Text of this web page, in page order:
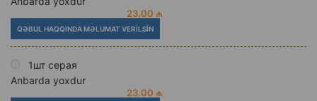
23.00 ₼
QƏBUL HAQQINDA MƏLUMAT VERILSIN
1шт серая
Anbarda yoxdur
23.00 ₼